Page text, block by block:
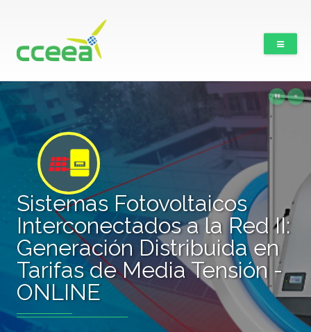
Sistemas Fotovoltaicos
Interconectados a la Red II:
Generación Distribuida en
Tarifas de Media Tensión -
ONLINE